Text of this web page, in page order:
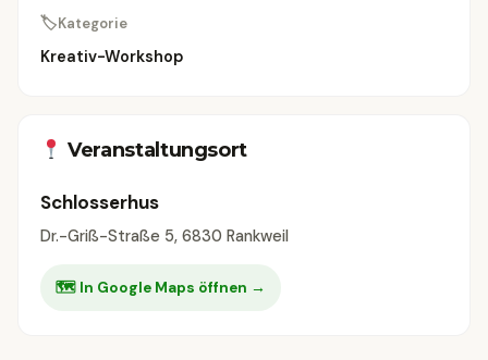
🏷Kategorie
Kreativ-Workshop
Veranstaltungsort
Schlosserhus
Dr.-Griß-Straße 5, 6830 Rankweil
🗺 In Google Maps öffnen →